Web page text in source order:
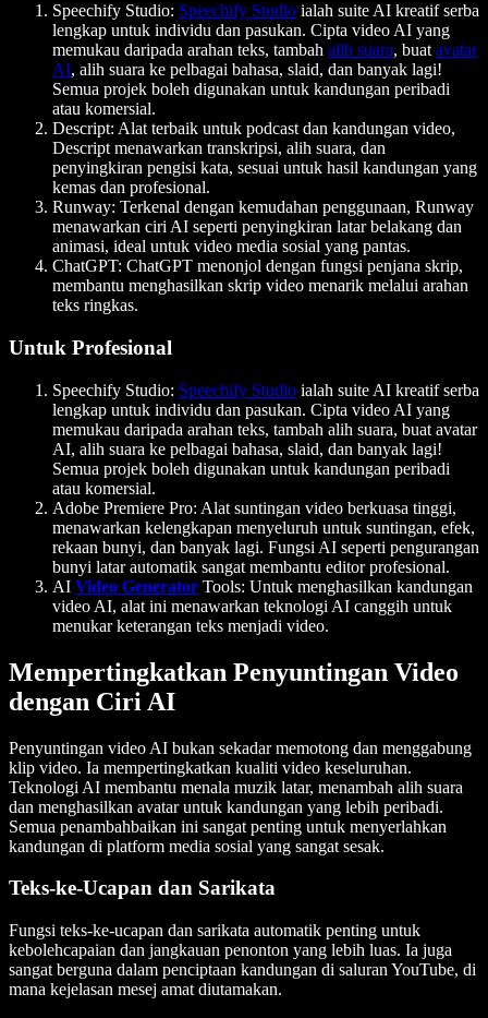
Speechify Studio: Speechify Studio ialah suite AI kreatif serba
lengkap untuk individu dan pasukan. Cipta video AI yang
memukau daripada arahan teks, tambah alih suara, buatavatar
AI, alih suara ke pelbagai bahasa, slaid, dan banyak lagi!
Semua projek boleh digunakan untuk kandungan peribadi
atau komersial.
Descript: Alat terbaik untuk podcast dan kandungan video,
Descript menawarkan transkripsi, alih suara, dan
penyingkiran pengisi kata, sesuai untuk hasil kandungan yang
kemas dan profesional.
Runway: Terkenal dengan kemudahan penggunaan, Runway
menawarkan ciri AI seperti penyingkiran latar belakang dan
animasi, ideal untuk video media sosial yang pantas.
ChatGPT: ChatGPT menonjol dengan fungsi penjana skrip,
membantu menghasilkan skrip video menarik melalui arahan
teks ringkas.
Untuk Profesional
Speechify Studio: Speechify Studio ialah suite AI kreatif serba
lengkap untuk individu dan pasukan. Cipta video AI yang
memukau daripada arahan teks, tambah alih suara, buat avatar
AI, alih suara ke pelbagai bahasa, slaid, dan banyak lagi!
Semua projek boleh digunakan untuk kandungan peribadi
atau komersial.
Adobe Premiere Pro: Alat suntingan video berkuasa tinggi,
menawarkan kelengkapan menyeluruh untuk suntingan, efek,
rekaan bunyi, dan banyak lagi. Fungsi AI seperti pengurangan
bunyi latar automatik sangat membantu editor profesional.
AI Video Generator Tools: Untuk menghasilkan kandungan
video AI, alat ini menawarkan teknologi AI canggih untuk
menukar keterangan teks menjadi video.
Mempertingkatkan Penyuntingan Video
dengan Ciri AI
Penyuntingan video AI bukan sekadar memotong dan menggabung
klip video. Ia mempertingkatkan kualiti video keseluruhan.
Teknologi AI membantu menala muzik latar, menambah alih suara
dan menghasilkan avatar untuk kandungan yang lebih peribadi.
Semua penambahbaikan ini sangat penting untuk menyerlahkan
kandungan di platform media sosial yang sangat sesak.
Teks-ke-Ucapan dan Sarikata
Fungsi teks-ke-ucapan dan sarikata automatik penting untuk
kebolehcapaian dan jangkauan penonton yang lebih luas. Ia juga
sangat berguna dalam penciptaan kandungan di saluran YouTube, di
mana kejelasan mesej amat diutamakan.